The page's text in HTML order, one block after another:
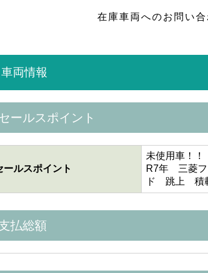
在庫車両へのお問い
車両情報
ールスポイント
ールスポイント
未使用車！！
R7年 三菱フ
ド 跳上 積
払総額